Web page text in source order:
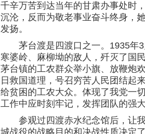
千辛万苦到达当年的甘肃办事处时
沉沦，反而为敬老事业奋斗终身，
发扬。
茅台渡是四渡口之一。1935年3
寒婆岭、麻柳坳的敌人，歼灭了国
茅台镇的工农群众举小旗、放鞭炮
日救国道理，号召穷苦人民团结起
给贫困的工农大众。体现了我党一
工作中应时刻牢记，发挥团队的强
参观过四渡赤水纪念馆后，让我
城战役的战略目的和决战性质决定